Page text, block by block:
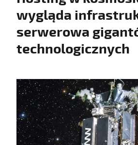
wygląda
serwerowa
technologicznych